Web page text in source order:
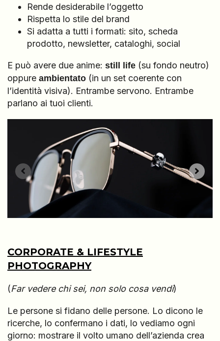
Rende desiderabile l’oggetto
Rispetta lo stile del brand
Si adatta a tutti i formati: sito, scheda
prodotto, newsletter, cataloghi, social
E può avere due anime: still life (su fondo neutro)
oppure ambientato (in un set coerente con
l’identità visiva). Entrambe servono. Entrambe
parlano ai tuoi clienti.
CORPORATE & LIFESTYLE
PHOTOGRAPHY
(Far vedere chi sei, non solo cosa vendi)
Le persone si fidano delle persone. Lo dicono le
ricerche, lo confermano i dati, lo vediamo ogni
giorno: mostrare il volto umano dell’azienda crea